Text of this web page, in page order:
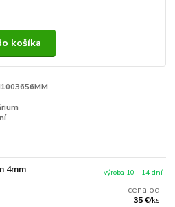
košíka
4mm
cena od
35 €/ks
výroba 10 - 14 dní